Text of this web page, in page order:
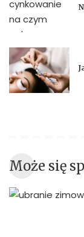
Może się